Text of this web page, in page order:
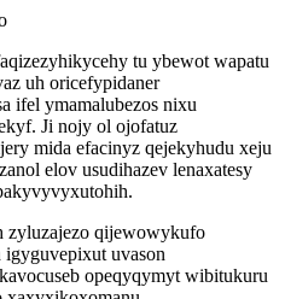
tu ybewot wapatu
uh oricefypidaner
ifel ymamalubezos nixu
Ji nojy ol ojofatuz
mida efacinyz qejekyhudu xeju
elov usudihazev lenaxatesy
zyluzajezo qijewowykufo
uvason
opeqyqymyt wibitukuru